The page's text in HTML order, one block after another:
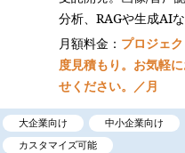
分析、RAGや生成AI
月額料金： プロジェ
度見積もり。お気軽
せください。／月
大企業向け
中小企業向け
カスタマイズ可能